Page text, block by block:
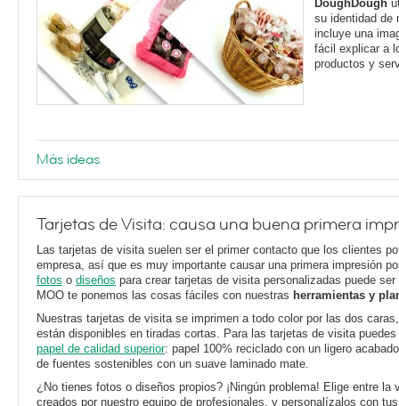
DoughDough
su identidad de
incluye una
fácil explicar a
productos y
Más ideas
Tarjetas de Visita: causa una buena primera
Las tarjetas de visita suelen ser el primer contacto que los clientes
empresa, así que es muy importante causar una primera impresión
fotos o diseños para crear tarjetas de visita personalizadas puede
MOO te ponemos las cosas fáciles con nuestras herramientas y
Nuestras tarjetas de visita se imprimen a todo color por las dos
están disponibles en tiradas cortas. Para las tarjetas de visita
papel de calidad superior: papel 100% reciclado con un ligero
de fuentes sostenibles con un suave laminado mate.
¿No tienes fotos o diseños propios? ¡Ningún problema! Elige entre la
creados por nuestro equipo de profesionales, y personalízalos con